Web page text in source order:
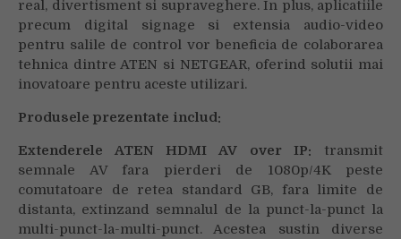
real, divertisment si supraveghere. In plus, aplicatiile
precum digital signage si extensia audio-video
pentru salile de control vor beneficia de colaborarea
tehnica dintre ATEN si NETGEAR, oferind solutii mai
inovatoare pentru aceste utilizari.
Produsele prezentate includ:
Extenderele ATEN HDMI AV over IP: transmit
semnale AV fara pierderi de 1080p/4K peste
comutatoare de retea standard GB, fara limite de
distanta, extinzand semnalul de la punct-la-punct la
multi-punct-la-multi-punct. Acestea sustin diverse